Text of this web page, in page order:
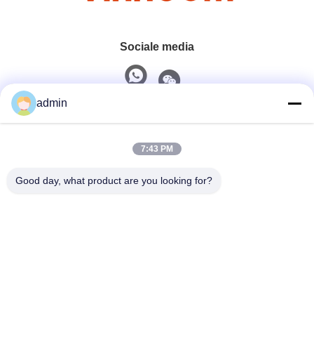
Sociale media
0086-551-65396351
admin
7:43 PM
Good day, what product are you looking for?